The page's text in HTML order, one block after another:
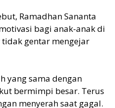
Ramadhan Sananta
bagi anak-anak di
gentar mengejar
yang sama dengan
bermimpi besar. Terus
menyerah saat gagal.